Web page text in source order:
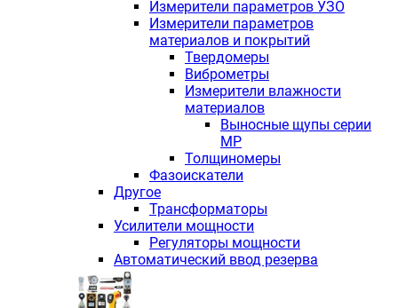
Измерители параметров УЗО
Измерители параметров
материалов и покрытий
Твердомеры
Виброметры
Измерители влажности
материалов
Выносные щупы серии
МР
Толщиномеры
Фазоискатели
Другое
Трансформаторы
Усилители мощности
Регуляторы мощности
Автоматический ввод резерва